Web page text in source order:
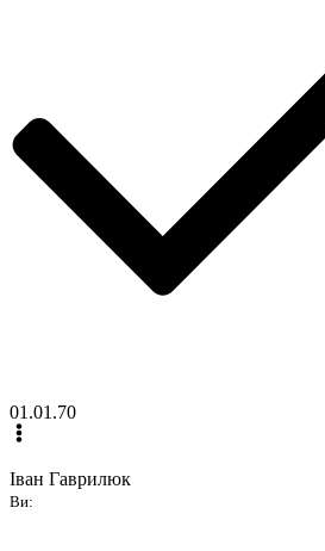
01.01.70
Іван Гаврилюк
Ви: